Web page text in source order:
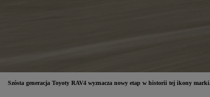
Szósta generacja Toyoty RAV4 wyznacza nowy etap w historii tej ikony